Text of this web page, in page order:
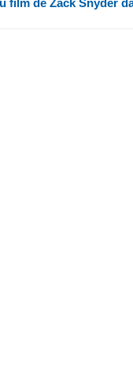
film de Zack Snyder